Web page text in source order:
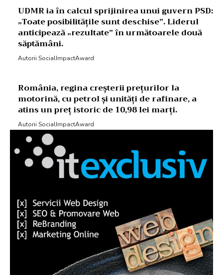
UDMR ia în calcul sprijinirea unui guvern PSD:
„Toate posibilitățile sunt deschise”. Liderul
anticipează „rezultate” în următoarele două
săptămâni.
Autorii SocialImpactAward
România, regina creșterii prețurilor la
motorină, cu petrol și unități de rafinare, a
atins un preț istoric de 10,98 lei marți.
Autorii SocialImpactAward